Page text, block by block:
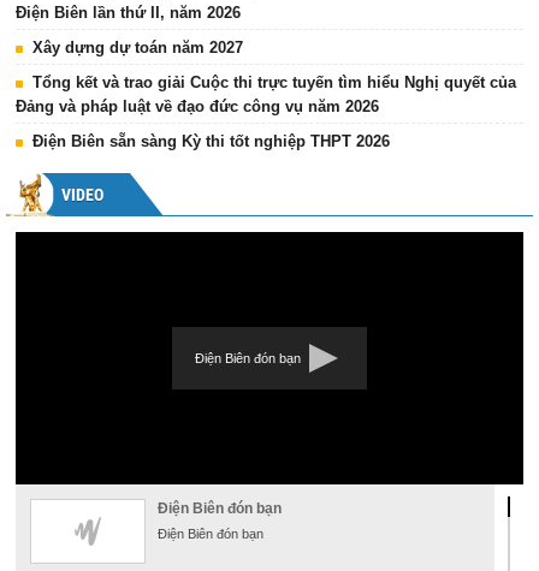
Điện Biên lần thứ II, năm 2026
Xây dựng dự toán năm 2027
Tổng kết và trao giải Cuộc thi trực tuyến tìm hiểu Nghị quyết của
Đảng và pháp luật về đạo đức công vụ năm 2026
Điện Biên sẵn sàng Kỳ thi tốt nghiệp THPT 2026
VIDEO
Điện Biên đón bạn
Điện Biên đón bạn
Điện Biên đón bạn